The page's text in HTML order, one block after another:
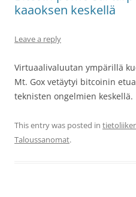
kaaoksen keskellä
Leave a reply
Virtuaalivaluutan ympärillä
Mt. Gox vetäytyi bitcoinin
teknisten ongelmien keskellä.
This entry was posted in
Taloussanomat.